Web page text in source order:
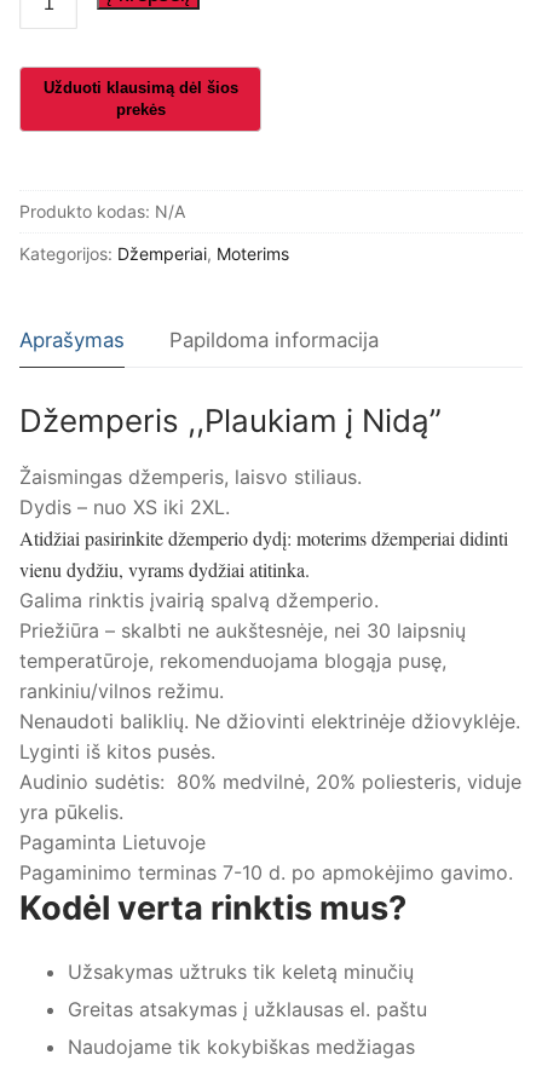
kiekis:
,,Plaukiam
Produkto kodas: N/A
Kategorijos: Džemperiai, Moterims
Aprašymas Papildoma informacija
Džemperis ,,Plaukiam į Nidą”
Žaismingas džemperis, laisvo stiliaus.
Dydis – nuo XS iki 2XL.
Atidžiai pasirinkite džemperio dydį: moterims džemperiai didinti
vienu dydžiu, vyrams dydžiai atitinka.
Galima rinktis įvairią spalvą džemperio.
Priežiūra – skalbti ne aukštesnėje, nei 30 laipsnių
temperatūroje, rekomenduojama blogąja pusę,
rankiniu/vilnos režimu.
Nenaudoti baliklių. Ne džiovinti elektrinėje džiovyklėje.
Lyginti iš kitos pusės.
Audinio sudėtis: 80% medvilnė, 20% poliesteris, viduje
yra pūkelis.
Pagaminta Lietuvoje
Pagaminimo terminas 7-10 d. po apmokėjimo gavimo.
Kodėl verta rinktis mus?
Užsakymas užtruks tik keletą minučių
Greitas atsakymas į užklausas el. paštu
Naudojame tik kokybiškas medžiagas